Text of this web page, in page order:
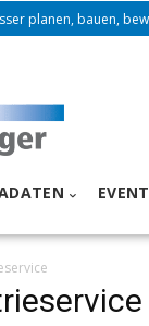
planen, bauen,